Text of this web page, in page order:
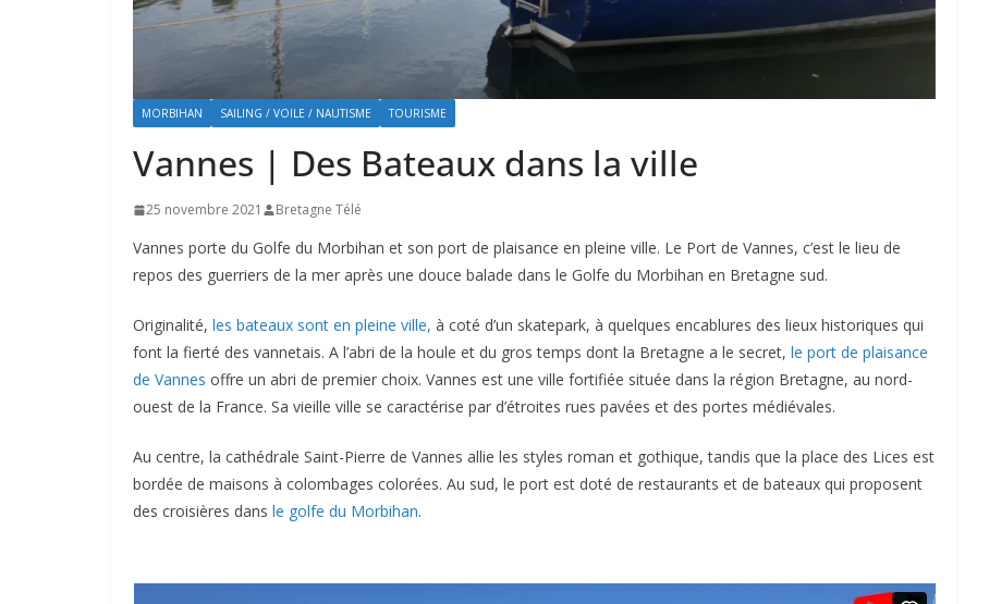
MORBIHAN SAILING / VOILE / NAUTISME TOURISME
Vannes | Des Bateaux dans la ville
25 novembre 2021 Bretagne Télé
Vannes porte du Golfe du Morbihan et son port de plaisance en pleine ville. Le Port de Vannes, c’est le lieu de
repos des guerriers de la mer après une douce balade dans le Golfe du Morbihan en Bretagne sud.
Originalité, les bateaux sont en pleine ville, à coté d’un skatepark, à quelques encablures des lieux historiques qui
font la fierté des vannetais. A l’abri de la houle et du gros temps dont la Bretagne a le secret, le port de plaisance
de Vannes offre un abri de premier choix. Vannes est une ville fortifiée située dans la région Bretagne, au nord-
ouest de la France. Sa vieille ville se caractérise par d’étroites rues pavées et des portes médiévales.
Au centre, la cathédrale Saint-Pierre de Vannes allie les styles roman et gothique, tandis que la place des Lices est
bordée de maisons à colombages colorées. Au sud, le port est doté de restaurants et de bateaux qui proposent
des croisières dans le golfe du Morbihan.